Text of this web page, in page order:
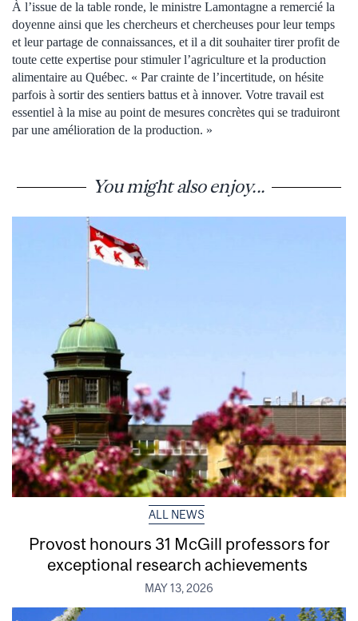
À l’issue de la table ronde, le ministre Lamontagne a remercié la
doyenne ainsi que les chercheurs et chercheuses pour leur temps
et leur partage de connaissances, et il a dit souhaiter tirer profit de
toute cette expertise pour stimuler l’agriculture et la production
alimentaire au Québec. « Par crainte de l’incertitude, on hésite
parfois à sortir des sentiers battus et à innover. Votre travail est
essentiel à la mise au point de mesures concrètes qui se traduiront
par une amélioration de la production. »
You might also enjoy...
ALL NEWS
Provost honours 31 McGill professors for
exceptional research achievements
MAY 13, 2026